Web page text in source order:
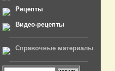
Рецепты
Видео-рецепты
Справочные материалы